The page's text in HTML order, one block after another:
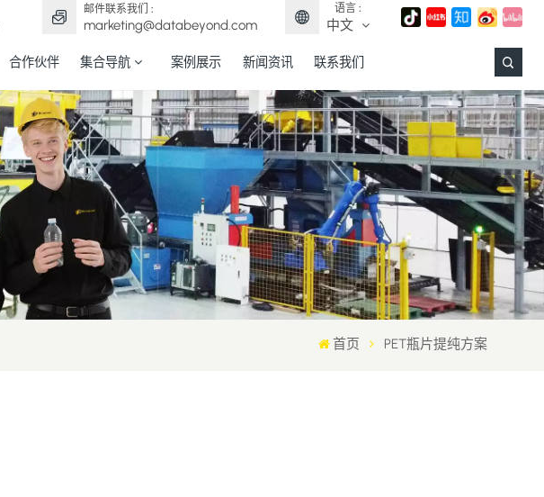
邮件联系我们 :
marketing@databeyond.com
语言 :
中文
English
Français
Deutsch
Español
日本語
中文
合作伙伴 集合导航 案例展示 新闻资讯 联系我们
首页 PET瓶片提纯方案